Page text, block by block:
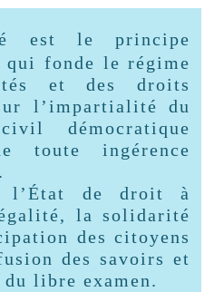
est le principe
qui fonde le régime
et des droits
l’impartialité du
démocratique
toute ingérence
de droit à
la solidarité
des citoyens
des savoirs et
libre examen.